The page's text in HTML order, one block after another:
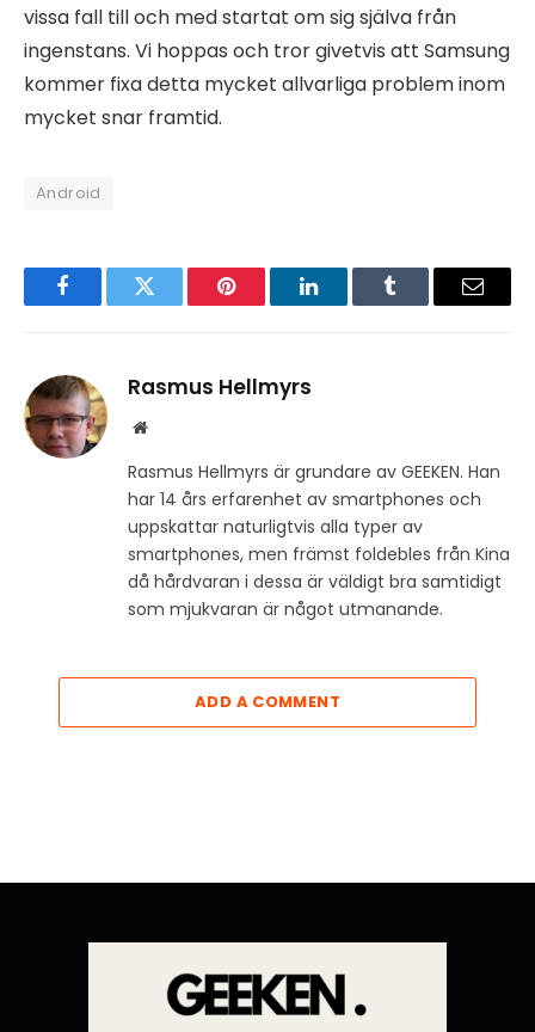
vissa fall till och med startat om sig själva från
ingenstans. Vi hoppas och tror givetvis att Samsung
kommer fixa detta mycket allvarliga problem inom
mycket snar framtid.
Android
FacebookTwitter Pinterest LinkedInTumblr Email
Rasmus Hellmyrs
Website
Rasmus Hellmyrs är grundare av GEEKEN. Han
har 14 års erfarenhet av smartphones och
uppskattar naturligtvis alla typer av
smartphones, men främst foldebles från Kina
då hårdvaran i dessa är väldigt bra samtidigt
som mjukvaran är något utmanande.
ADD A COMMENT